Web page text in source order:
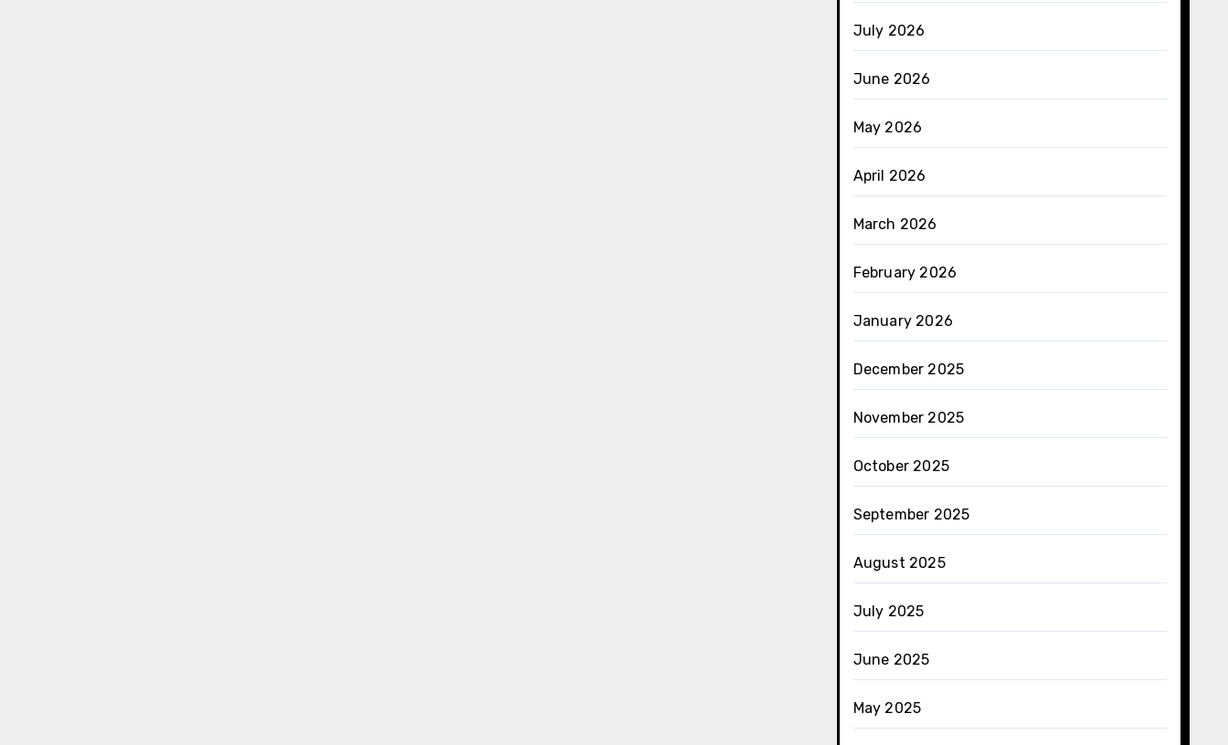
July 2026
June 2026
May 2026
April 2026
March 2026
February 2026
January 2026
December 2025
November 2025
October 2025
September 2025
August 2025
July 2025
June 2025
May 2025